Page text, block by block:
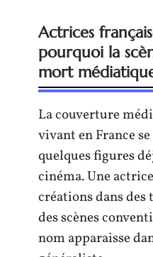
Actrices
pourquoi la
mort
La couverture
vivant en France
quelques figures
cinéma. Une
créations dans
des scènes
nom apparaisse